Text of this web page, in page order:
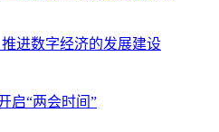
进数字经济的发展建设